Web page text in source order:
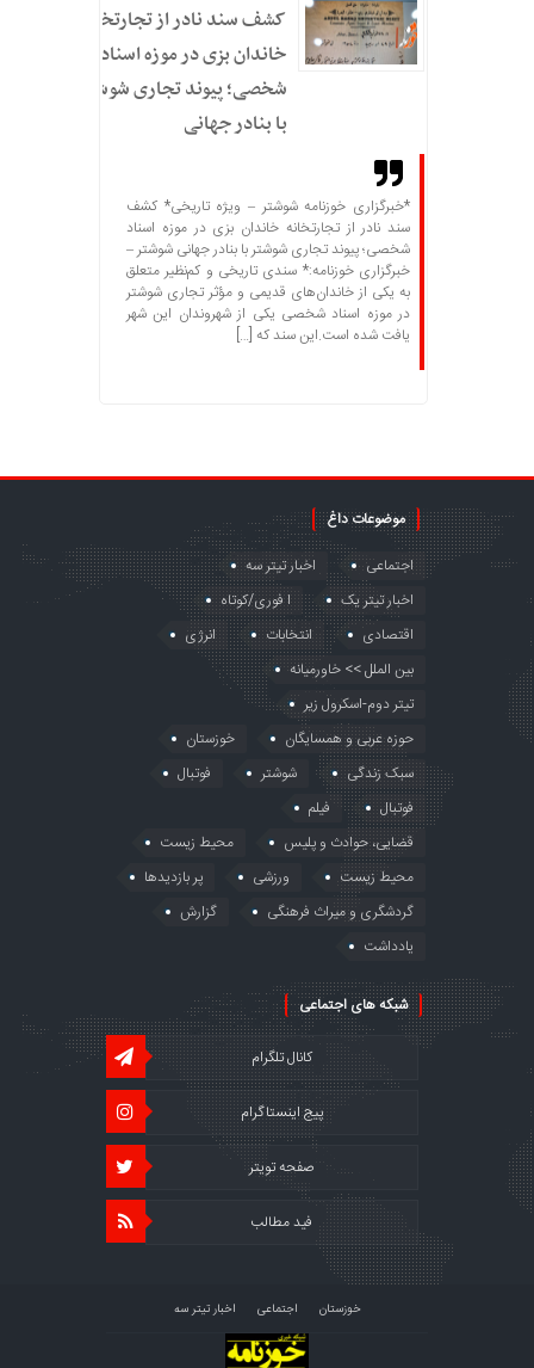
کشف سند نادر از تجارتخانه
خاندان بزی در موزه اسناد
شخصی؛ پیوند تجاری شوشتر
با بنادر جهانی
*خبرگزاری خوزنامه شوشتر – ویژه تاریخی* کشف
سند نادر از تجارتخانه خاندان بزی در موزه اسناد
شخصی؛ پیوند تجاری شوشتر با بنادر جهانی شوشتر –
خبرگزاری خوزنامه:* سندی تاریخی و کم‌نظیر متعلق
به یکی از خاندان‌های قدیمی و مؤثر تجاری شوشتر
در موزه اسناد شخصی یکی از شهروندان این شهر
یافت شده است.این سند که […]
موضوعات داغ
اجتماعی
اخبار تیتر سه
اخبار تیتر یک
ا فوری/کوتاه
اقتصادی
انتخابات
انرژی
بین الملل >> خاورمیانه
تیتر دوم-اسکرول زیر
حوزه عربی و همسایگان
خوزستان
سبک زندگی
شوشتر
فوتبال
فوتبال
فیلم
قضایی، حوادث و پلیس
محیط زیست
محیط زیست
ورزشی
پر بازدیدها
گردشگری و میراث فرهنگی
گزارش
یادداشت
شبکه های اجتماعی
کانال تلگرام
پیج اینستاگرام
صفحه تویتر
فید مطالب
خوزستان اجتماعی اخبار تیتر سه